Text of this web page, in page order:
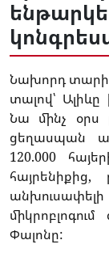
Նախորդ տարի
տալով՝
Նա մինչ օրս
ցեղասպան
120.000
Փալոնը: